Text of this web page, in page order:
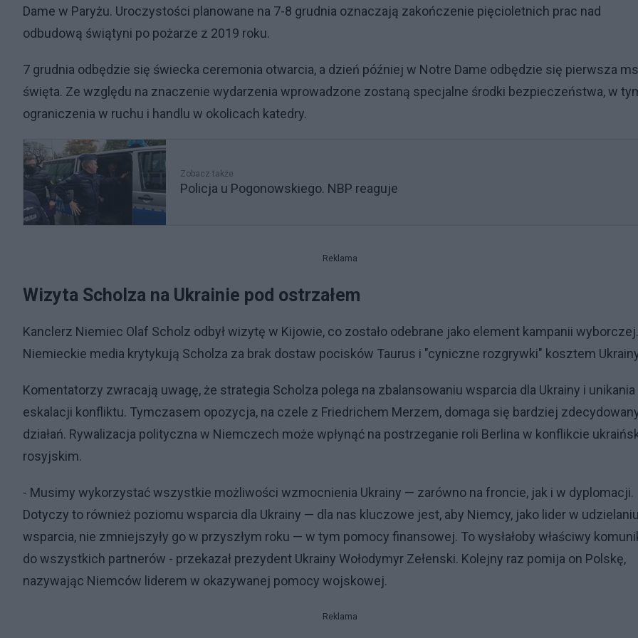
Dame w Paryżu. Uroczystości planowane na 7-8 grudnia oznaczają zakończenie pięcioletnich prac nad
odbudową świątyni po pożarze z 2019 roku.
7 grudnia odbędzie się świecka ceremonia otwarcia, a dzień później w Notre Dame odbędzie się pierwsza
święta. Ze względu na znaczenie wydarzenia wprowadzone zostaną specjalne środki bezpieczeństwa, w
ograniczenia w ruchu i handlu w okolicach katedry.
Zobacz także
Policja u Pogonowskiego. NBP reaguje
Reklama
Wizyta Scholza na Ukrainie pod ostrzałem
Kanclerz Niemiec Olaf Scholz odbył wizytę w Kijowie, co zostało odebrane jako element kampanii wyborczej.
Niemieckie media krytykują Scholza za brak dostaw pocisków Taurus i "cyniczne rozgrywki" kosztem
Komentatorzy zwracają uwagę, że strategia Scholza polega na zbalansowaniu wsparcia dla Ukrainy i unikania
eskalacji konfliktu. Tymczasem opozycja, na czele z Friedrichem Merzem, domaga się bardziej
działań. Rywalizacja polityczna w Niemczech może wpłynąć na postrzeganie roli Berlina w konflikcie
rosyjskim.
- Musimy wykorzystać wszystkie możliwości wzmocnienia Ukrainy — zarówno na froncie, jak i w dyplomacji.
Dotyczy to również poziomu wsparcia dla Ukrainy — dla nas kluczowe jest, aby Niemcy, jako lider w udzielaniu
wsparcia, nie zmniejszyły go w przyszłym roku — w tym pomocy finansowej. To wysłałoby właściwy
do wszystkich partnerów - przekazał prezydent Ukrainy Wołodymyr Zełenski. Kolejny raz pomija on Polskę,
nazywając Niemców liderem w okazywanej pomocy wojskowej.
Reklama